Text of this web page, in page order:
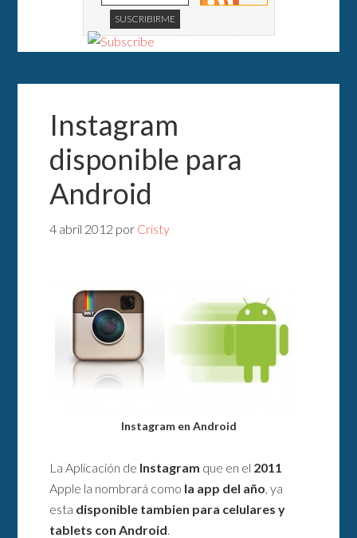
Instagram
disponible para
Android
4 abril 2012 por Cristy
Instagram en Android
La Aplicación de Instagram que en el 2011
Apple la nombrará como la app del año, ya
esta disponible tambien para celulares y
tablets con Android.